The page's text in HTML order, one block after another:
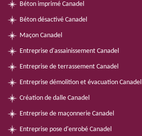
Béton imprimé Canadel
Béton désactivé Canadel
Maçon Canadel
Entreprise d'assainissement Canadel
Entreprise de terrassement Canadel
Entreprise démolition et évacuation Canadel
Création de dalle Canadel
Entreprise de maçonnerie Canadel
Entreprise pose d'enrobé Canadel